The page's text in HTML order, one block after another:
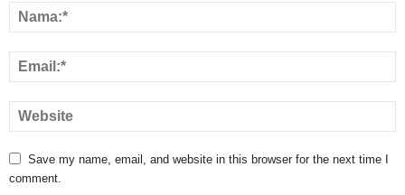
Save my name, email, and website in this browser for the next time I
comment.